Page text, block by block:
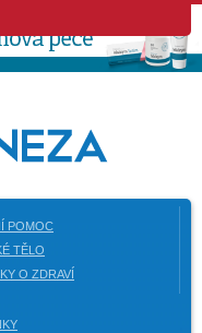
POMOC
TĚLO
O ZDRAVÍ